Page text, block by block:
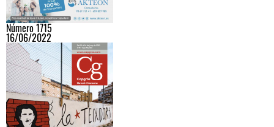
Número 1715
16/06/2022